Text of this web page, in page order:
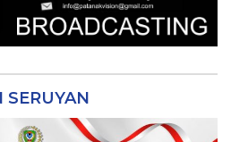
SERUYAN